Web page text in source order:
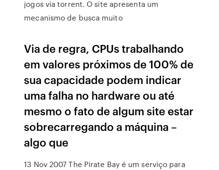
jogos via torrent. O site apresenta um
mecanismo de busca muito
Via de regra, CPUs trabalhando
em valores próximos de 100% de
sua capacidade podem indicar
uma falha no hardware ou até
mesmo o fato de algum site estar
sobrecarregando a máquina –
algo que
13 Nov 2007 The Pirate Bay é um serviço para